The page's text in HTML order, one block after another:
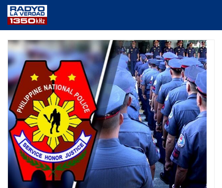
PUBLIC SERVICE
ANNOUNCEMENTS
PROGRAMS
ABOUT
CONTACT US